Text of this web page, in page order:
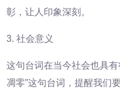
彰，让人印象深刻。
3. 社会意义
这句台词在当今社会也具
凋零”这句台词，提醒我们